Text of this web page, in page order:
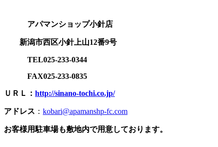
アパマンショップ小針店
新潟市西区小針上山12番9号
TEL025-233-0344
FAX025-233-0835
ＵＲＬ： http://sinano-tochi.co.jp/
アドレス ： kobari@apamanshp-fc.com
お客様用駐車場も敷地内で用意しております。